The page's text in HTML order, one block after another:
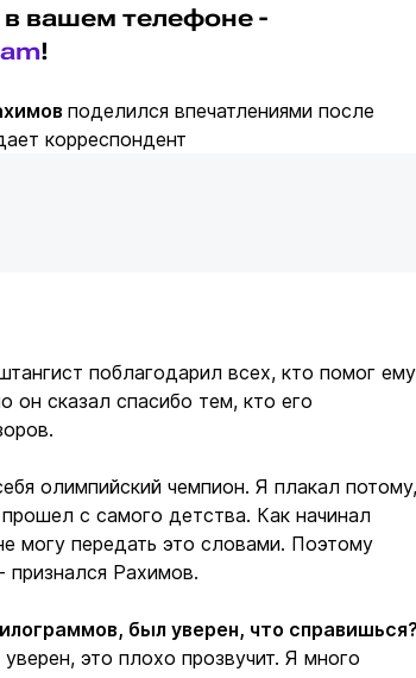
в вашем телефоне -
!
поделился впечатлениями после
корреспондент
поблагодарил всех, кто помог ему
он сказал спасибо тем, кто его
олимпийский чемпион. Я плакал потому,
с самого детства. Как начинал
могу передать это словами. Поэтому
признался Рахимов.
был уверен, что
это плохо прозвучит. Я много